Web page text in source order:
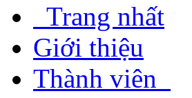
Trang nhất
Giới thiệu
Thành viên